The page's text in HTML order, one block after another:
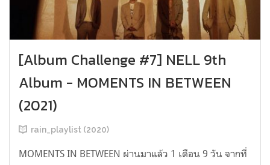
[Album Challenge #7] NELL 9th
Album - MOMENTS IN BETWEEN
(2021)
rain_playlist (2020)
MOMENTS IN BETWEEN ผ่านมาแล้ว 1 เดือน 9 วัน จากที่